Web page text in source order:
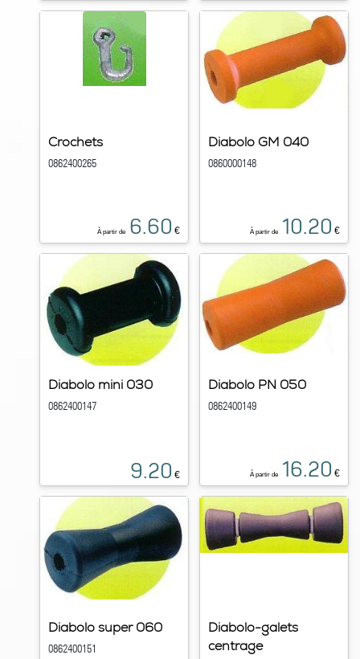
Crochets
0862400265
À partir de 6.60 €
Diabolo GM 040
0860000148
À partir de 10.20 €
Diabolo mini 030
0862400147
9.20 €
Diabolo PN 050
0862400149
À partir de 16.20 €
Diabolo super 060
0862400151
Diabolo-galets
centrage